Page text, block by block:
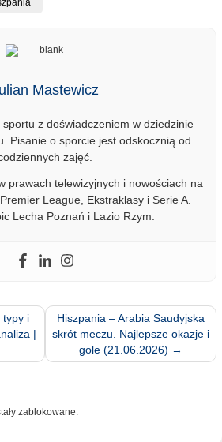
Mastewicz
z doświadczeniem w dziedzinie
Pisanie o sporcie jest odskocznią od
zajęć.
prawach telewizyjnych i nowościach na
League, Ekstraklasy i Serie A.
Lecha Poznań i Lazio Rzym.
typy i
|
Hiszpania – Arabia Saudyjska
skrót meczu. Najlepsze okazje i
gole (21.06.2026) →
zablokowane.